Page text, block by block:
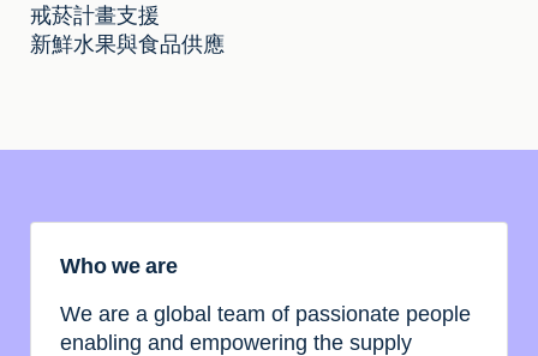
戒菸計畫支援
新鮮水果與食品供應
Who we are
We are a global team of passionate people
enabling and empowering the supply